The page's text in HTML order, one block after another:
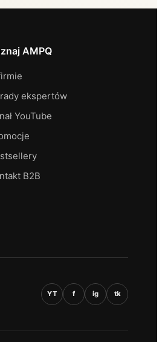
AMPQ
ekspertów
YouTube
B2B
YT f ig tk